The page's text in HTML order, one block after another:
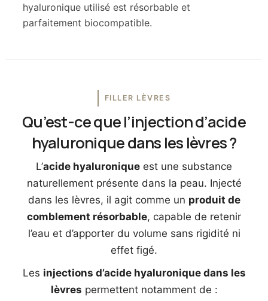
hyaluronique utilisé est résorbable et
parfaitement biocompatible.
FILLER LÈVRES
Qu’est-ce que l’injection d’acide
hyaluronique dans les lèvres ?
L’acide hyaluronique est une substance
naturellement présente dans la peau. Injecté
dans les lèvres, il agit comme un produit de
comblement résorbable, capable de retenir
l’eau et d’apporter du volume sans rigidité ni
effet figé.
Les injections d’acide hyaluronique dans les
lèvres permettent notamment de :